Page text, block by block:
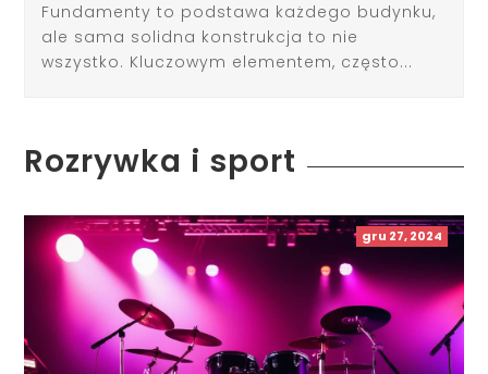
Fundamenty to podstawa każdego budynku,
ale sama solidna konstrukcja to nie
wszystko. Kluczowym elementem, często...
Rozrywka i sport
gru 27, 2024